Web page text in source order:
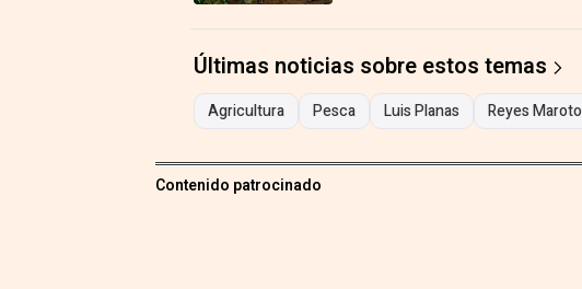
Últimas noticias sobre estos temas
Agricultura Pesca Luis Planas Reyes Maroto
Contenido patrocinado